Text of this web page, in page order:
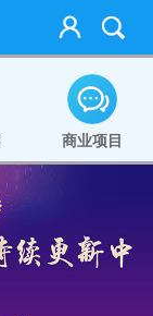
商业项目